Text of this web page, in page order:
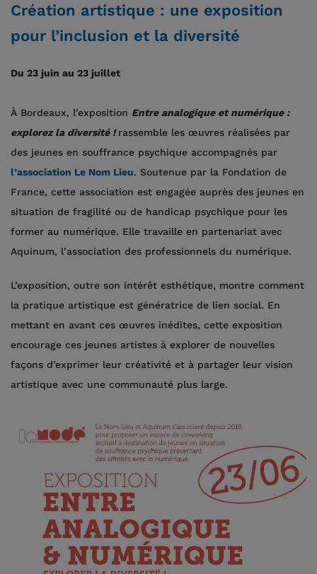
Création artistique : une exposition
pour l’inclusion et la diversité
Du 23 juin au 23 juillet
À Bordeaux, l’exposition Entre analogique et numérique :
explorez la diversité ! rassemble les œuvres réalisées par
des jeunes en souffrance psychique accompagnés par
l’association Le Nom Lieu. Soutenue par la Fondation de
France, cette association est engagée auprès des jeunes en
situation de fragilité ou de handicap psychique pour les
former au numérique. Elle travaille en partenariat avec
Aquinum, l’association des professionnels du numérique.
L’exposition, outre son intérêt esthétique, montre comment
la pratique artistique est génératrice de lien social. En
mettant en avant ces œuvres inédites, cette exposition
encourage ces jeunes artistes à explorer de nouvelles
façons d’exprimer leur créativité et à partager leur vision
artistique avec une communauté plus large.